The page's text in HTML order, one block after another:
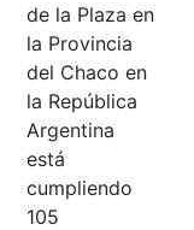
de la Plaza en
la Provincia
del Chaco en
la República
Argentina
está
cumpliendo
105